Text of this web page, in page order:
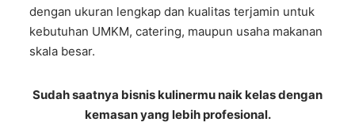
dengan ukuran lengkap dan kualitas terjamin untuk
kebutuhan UMKM, catering, maupun usaha makanan
skala besar.
Sudah saatnya bisnis kulinermu naik kelas dengan
kemasan yang lebih profesional.